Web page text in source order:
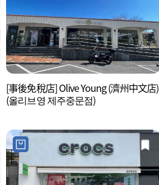
[事後免稅店] Olive Young (濟州中文店)
(올리브영 제주중문점)